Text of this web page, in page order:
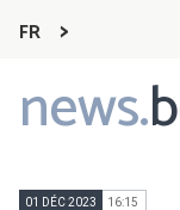
FR
news.
Main
navigation
01 DÉC 2023 16:15